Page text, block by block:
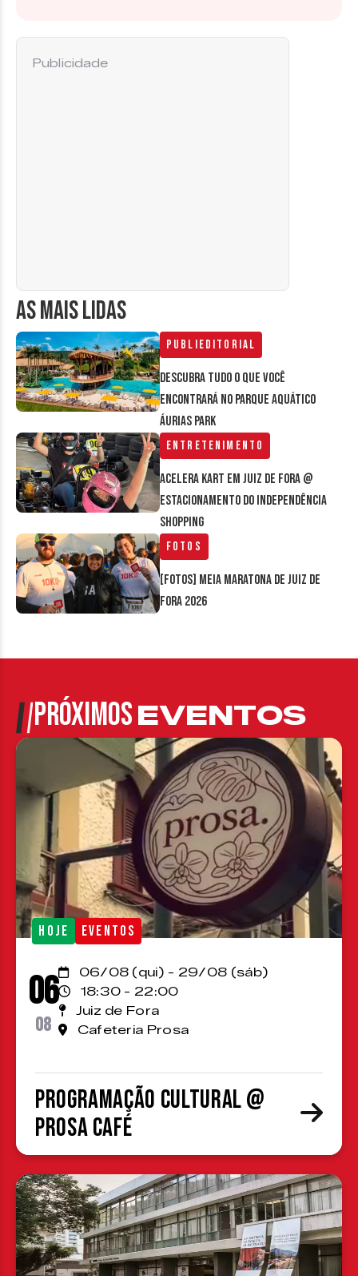
AS MAIS LIDAS
Publieditorial
Descubra tudo o que você
encontrará no parque aquático
Áurias Park
Entretenimento
Acelera Kart em Juiz de Fora @
estacionamento do Independência
Shopping
Fotos
[FOTOS] Meia Maratona de Juiz de
Fora 2026
Publicidade
PRÓXIMOSEVENTOS
HOJE EVENTOS
06
08
06/08 (qui) - 29/08 (sáb)
18:30 - 22:00
Juiz de Fora
Cafeteria Prosa
Programação cultural @
Prosa Café